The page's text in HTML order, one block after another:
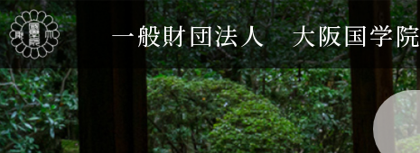
一般財団法人 大阪国学院